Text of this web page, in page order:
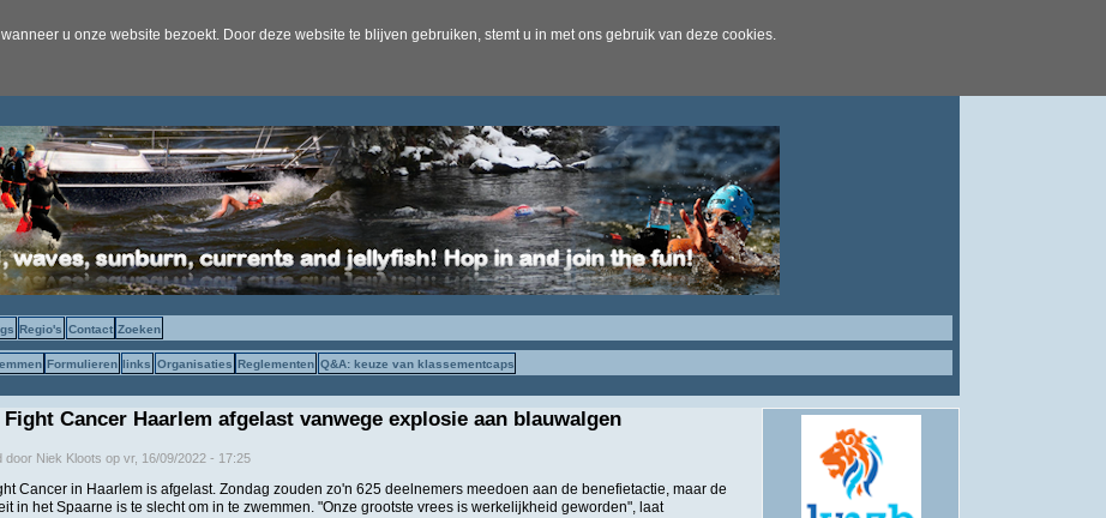
u onze website bezoekt. Door deze website te blijven gebruiken, stemt u in met ons gebruik van deze cookies.
Regio's Contact Zoeken
Formulieren links Organisaties Reglementen Q&A: keuze van klassementcaps
Cancer Haarlem afgelast vanwege explosie aan blauwalgen
door Niek Kloots op vr, 16/09/2022 - 17:25
Cancer in Haarlem is afgelast. Zondag zouden zo'n 625 deelnemers meedoen aan de benefietactie, maar de
in het Spaarne is te slecht om in te zwemmen. "Onze grootste vrees is werkelijkheid geworden", laat